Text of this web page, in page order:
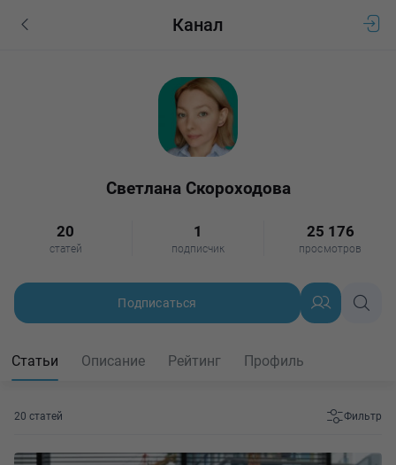
Канал
Светлана Скороходова
20
статей
1
подписчик
25 176
просмотров
Подписаться
Статьи Описание Рейтинг Профиль
20 статей Фильтр